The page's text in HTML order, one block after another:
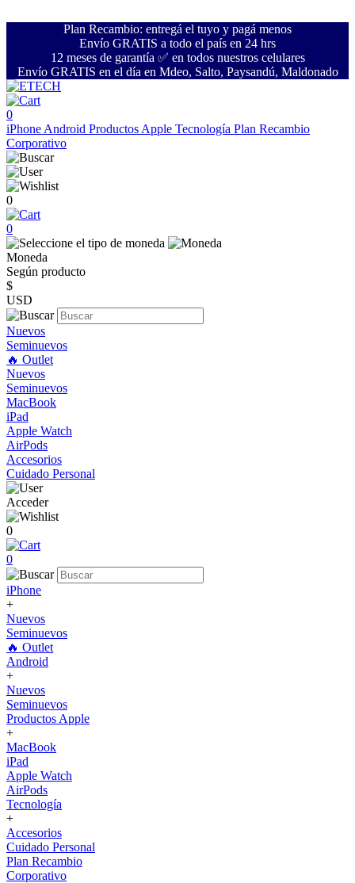
Plan Recambio: entregá el tuyo y pagá menos
Envío GRATIS a todo el país en 24 hrs
12 meses de garantía ✅ en todos nuestros celulares
Envío GRATIS en el día en Mdeo, Salto, Paysandú, Maldonado
0
iPhone Android Productos Apple Tecnología Plan Recambio
Corporativo
0
0
Moneda
Según producto
$
USD
Nuevos
Seminuevos
🔥 Outlet
Nuevos
Seminuevos
MacBook
iPad
Apple Watch
AirPods
Accesorios
Cuidado Personal
Acceder
0
0
iPhone
+
Nuevos
Seminuevos
🔥 Outlet
Android
+
Nuevos
Seminuevos
Productos Apple
+
MacBook
iPad
Apple Watch
AirPods
Tecnología
+
Accesorios
Cuidado Personal
Plan Recambio
Corporativo